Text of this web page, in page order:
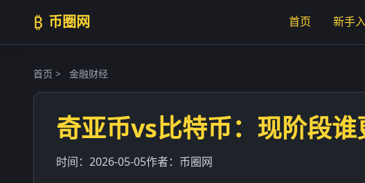
₿ 币圈网 首页 新手
首页 > 金融财经
奇亚币vs比特币：现阶段谁
时间： 2026-05-05作者： 币圈网